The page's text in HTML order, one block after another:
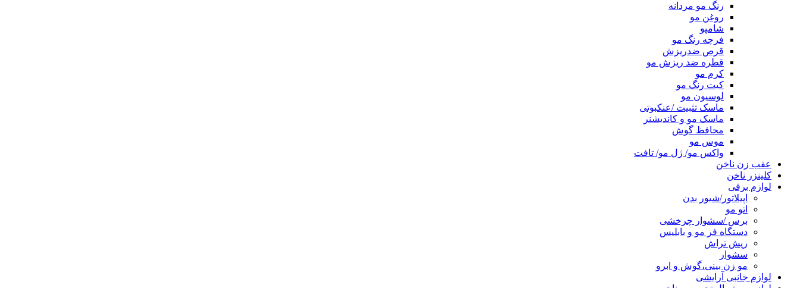
رنگ مو مردانه
روغن مو
شامپو
فرچه رنگ مو
قرص ضدریزش
قطره ضد ریزش مو
کرم مو
کیت رنگ مو
لوسیون مو
ماسک تثبیت /عنکبوتی
ماسک مو و کاندیشنر
محافظ گوش
موس مو
واکس مو/ ژل مو/ تافت
عقب زن ناخن
کلینزر ناخن
لوازم برقی
اپیلاتور/شیور بدن
اتو مو
برس /سشوار چرخشی
دستگاه فر مو و بابلیس
ریش تراش
سشوار
مو زن بینی،گوش و ابرو
لوازم جانبی آرایشی